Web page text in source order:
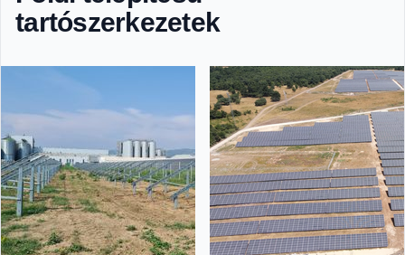
tartószerkezetek